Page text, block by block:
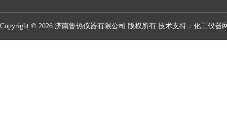
Copyright © 2026 济南鲁热仪器有限公司 版权所有 技术支持： 化工仪器